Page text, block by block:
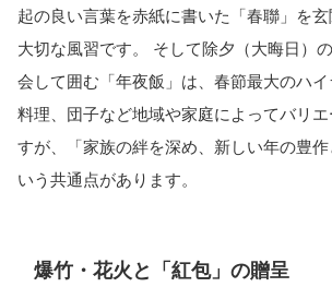
起の良い言葉を赤紙に書いた「春聯」を
大切な風習です。 そして除夕（大晦日）
会して囲む「年夜飯」は、春節最大のハ
料理、団子など地域や家庭によってバリ
すが、「家族の絆を深め、新しい年の豊
いう共通点があります。
爆竹・花火と「紅包」の贈呈